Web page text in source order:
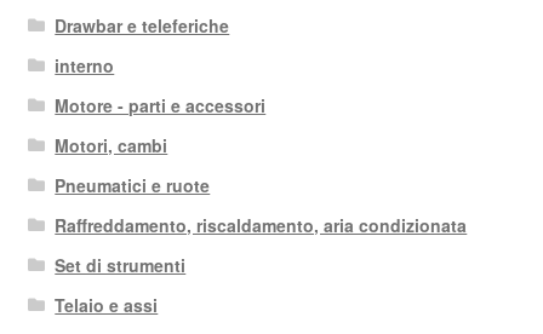
Drawbar e teleferiche
interno
Motore - parti e accessori
Motori, cambi
Pneumatici e ruote
Raffreddamento, riscaldamento, aria condizionata
Set di strumenti
Telaio e assi